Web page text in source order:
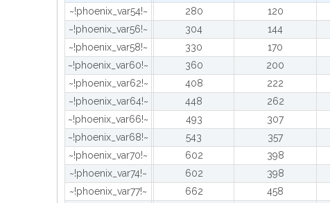
~!phoenix_var54!~ 280 120
~!phoenix_var56!~
304 144
~!phoenix_var58!~
330 170
~!phoenix_var60!~
360 200
~!phoenix_var62!~
408 222
~!phoenix_var64!~
448 262
~!phoenix_var66!~
493 307
~!phoenix_var68!~
543 357
~!phoenix_var70!~
602 398
~!phoenix_var74!~
602 398
~!phoenix_var77!~
662 458